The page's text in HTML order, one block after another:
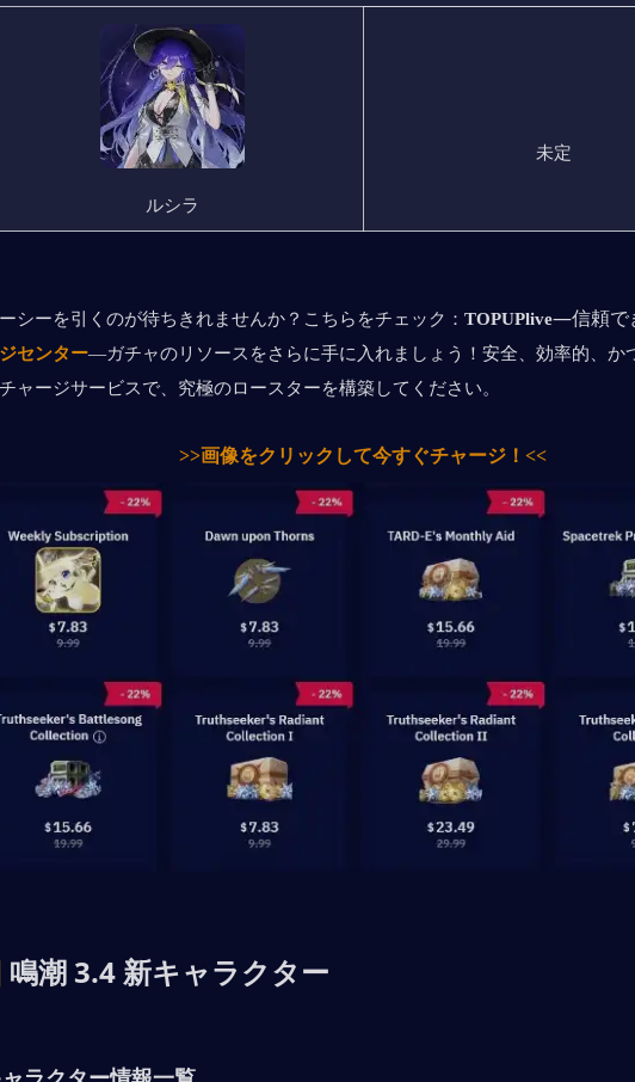
ルシラ
未定
シーを引くのが待ちきれませんか？こちらをチェック： TOPUPlive—信頼で
センター—ガチャのリソースをさらに手に入れましょう！安全、効率的、か
ャージサービスで、究極のロースターを構築してください。
>>画像をクリックして今すぐチャージ！<<
鳴潮 3.4 新キャラクター